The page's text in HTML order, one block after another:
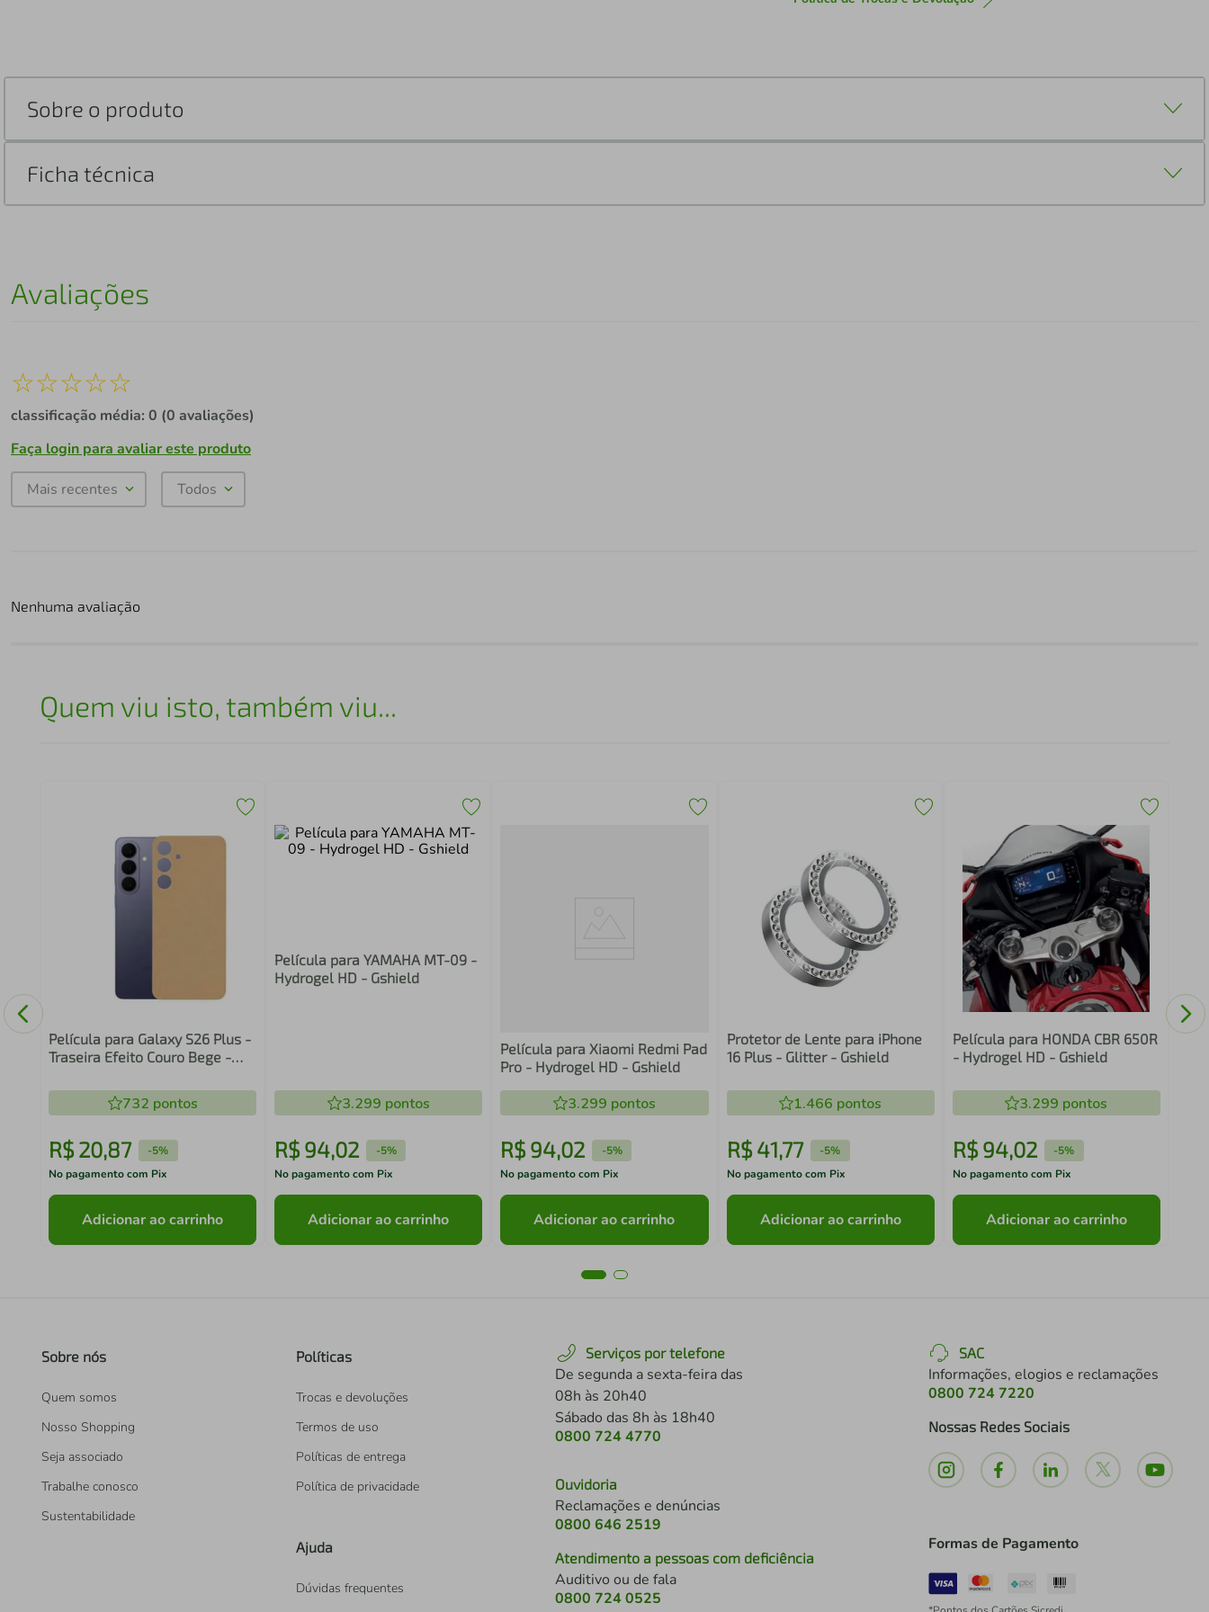
Sobre o produto
Ficha técnica
Avaliações
☆☆☆☆☆
classificação média: 0 (0 avaliações)
Faça login para avaliar este produto
Mais recentes Todos
Nenhuma avaliação
Quem viu isto, também viu...
Película para Galaxy S26 Plus -
Traseira Efeito Couro Bege -
732 pontos
R$ 20,87 -5%
No pagamento com Pix
Adicionar ao carrinho
Película para YAMAHA MT-09 -
Hydrogel HD - Gshield
3.299 pontos
R$ 94,02 -5%
No pagamento com Pix
Adicionar ao carrinho
Película para Xiaomi Redmi Pad
Pro - Hydrogel HD - Gshield
3.299 pontos
R$94,02 -5%
No pagamento com Pix
Adicionar ao carrinho
Protetor de Lente para iPhone
16 Plus - Glitter - Gshield
1.466 pontos
R$ 41,77 -5%
No pagamento com Pix
Adicionar ao carrinho
Película para HONDA CBR 650R
- Hydrogel HD - Gshield
3.299 pontos
R$ 94,02 -5%
No pagamento com Pix
Adicionar ao carrinho
Sobre nós
Quem somos
Nosso Shopping
Seja associado
Trabalhe conosco
Sustentabilidade
Políticas
Trocas e devoluções
Termos de uso
Políticas de entrega
Política de privacidade
Ajuda
Dúvidas frequentes
Serviços por telefone
De segunda a sexta-feira das
08h às 20h40
Sábado das 8h às 18h40
0800 724 4770
Ouvidoria
Reclamações e denúncias
0800 646 2519
Atendimento a pessoas com deficiência
Auditivo ou de fala
0800 724 0525
SAC
Informações, elogios e reclamações
0800 724 7220
Nossas Redes Sociais
Formas de Pagamento